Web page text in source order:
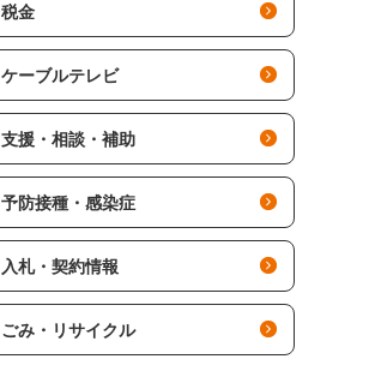
税金
ケーブルテレビ
支援・相談・補助
予防接種・感染症
入札・契約情報
ごみ・リサイクル